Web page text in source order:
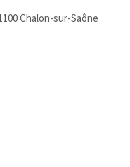
Chalon-sur-Saône